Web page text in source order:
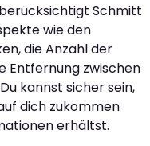
Schmitt
wie den
die Anzahl der
Entfernung zwischen
kannst sicher sein,
dich zukommen
erhältst.